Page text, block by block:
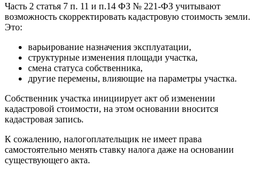
Часть 2 статья 7 п. 11 и п.14 ФЗ № 221-ФЗ учитывают
возможность скорректировать кадастровую стоимость земли.
Это:
варьирование назначения эксплуатации,
структурные изменения площади участка,
смена статуса собственника,
другие перемены, влияющие на параметры участка.
Собственник участка инициирует акт об изменении
кадастровой стоимости, на этом основании вносится
кадастровая запись.
К сожалению, налогоплательщик не имеет права
самостоятельно менять ставку налога даже на основании
существующего акта.